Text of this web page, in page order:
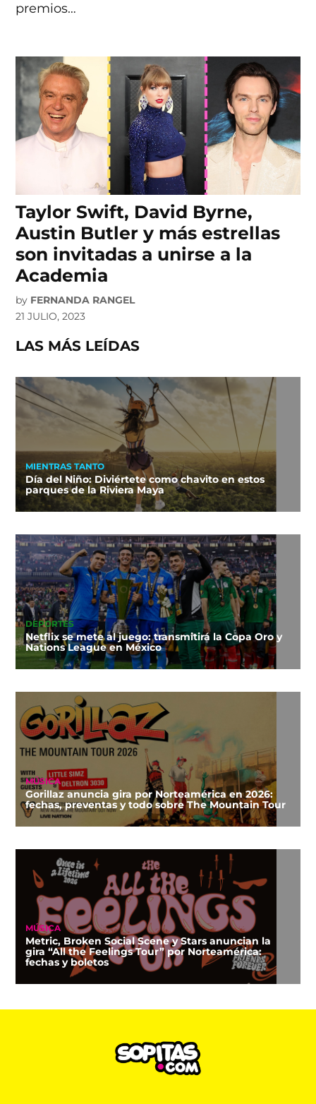
premios…
Taylor Swift, David Byrne,
Austin Butler y más estrellas
son invitadas a unirse a la
Academia
by FERNANDA RANGEL
21 JULIO, 2023
LAS MÁS LEÍDAS
MIENTRAS TANTO
Día del Niño: Diviértete como chavito en estos
parques de la Riviera Maya
DEPORTES
Netflix se mete al juego: transmitirá la Copa Oro y
Nations League en México
MÚSICA
Gorillaz anuncia gira por Norteamérica en 2026:
fechas, preventas y todo sobre The Mountain Tour
MÚSICA
Metric, Broken Social Scene y Stars anuncian la
gira “All the Feelings Tour” por Norteamérica:
fechas y boletos